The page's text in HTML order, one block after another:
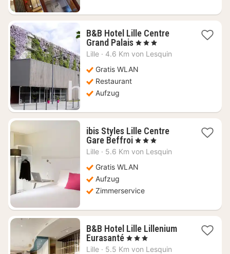
B&B Hotel Lille Centre
Grand Palais1
Nacht
52,73
, 3 Sterne
Lille · 4.6 Km von Lesquin
Gratis WLAN
Restaurant
Aufzug
ibis Styles Lille Centre
Gare Beffroi1
Nacht
57,19
, 3 Sterne
Lille · 5.6 Km von Lesquin
Gratis WLAN
Aufzug
Zimmerservice
B&B Hotel Lille Lillenium
Eurasanté1
Nacht
, 3 Sterne
Lille · 5.5 Km von Lesquin